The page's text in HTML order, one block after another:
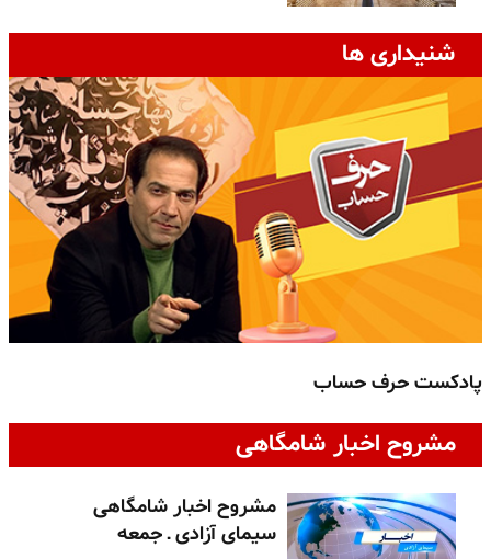
شنیداری ها
پادکست حرف حساب
مشروح اخبار شامگاهی
مشروح اخبار شامگاهی
سیمای آزادی ـ جمعه